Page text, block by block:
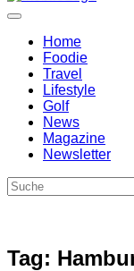
Home
Foodie
Travel
Lifestyle
Golf
News
Magazine
Newsletter
Tag: